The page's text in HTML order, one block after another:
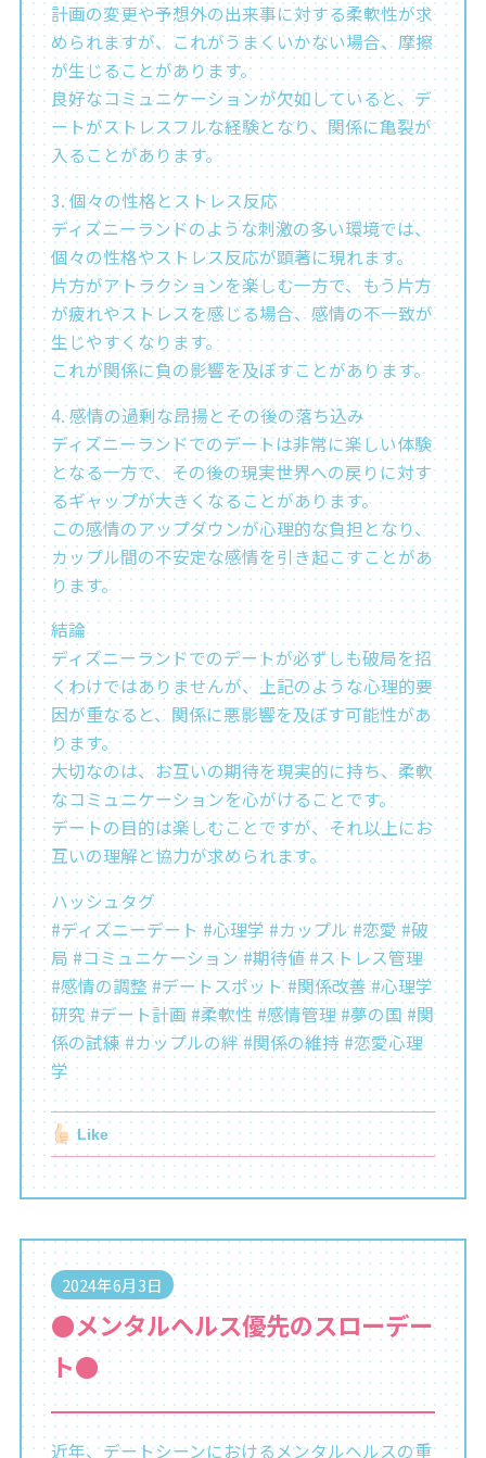
計画の変更や予想外の出来事に対する柔軟性が求
められますが、これがうまくいかない場合、摩擦
が生じることがあります。
良好なコミュニケーションが欠如していると、デ
ートがストレスフルな経験となり、関係に亀裂が
入ることがあります。
3. 個々の性格とストレス反応
ディズニーランドのような刺激の多い環境では、
個々の性格やストレス反応が顕著に現れます。
片方がアトラクションを楽しむ一方で、もう片方
が疲れやストレスを感じる場合、感情の不一致が
生じやすくなります。
これが関係に負の影響を及ぼすことがあります。
4. 感情の過剰な昂揚とその後の落ち込み
ディズニーランドでのデートは非常に楽しい体験
となる一方で、その後の現実世界への戻りに対す
るギャップが大きくなることがあります。
この感情のアップダウンが心理的な負担となり、
カップル間の不安定な感情を引き起こすことがあ
ります。
結論
ディズニーランドでのデートが必ずしも破局を招
くわけではありませんが、上記のような心理的要
因が重なると、関係に悪影響を及ぼす可能性があ
ります。
大切なのは、お互いの期待を現実的に持ち、柔軟
なコミュニケーションを心がけることです。
デートの目的は楽しむことですが、それ以上にお
互いの理解と協力が求められます。
ハッシュタグ
#ディズニーデート #心理学 #カップル #恋愛 #破
局 #コミュニケーション #期待値 #ストレス管理
#感情の調整 #デートスポット #関係改善 #心理学
研究 #デート計画 #柔軟性 #感情管理 #夢の国 #関
係の試練 #カップルの絆 #関係の維持 #恋愛心理
学
Like
2024年6月3日
●メンタルヘルス優先のスローデー
ト●
近年、デートシーンにおけるメンタルヘルスの重